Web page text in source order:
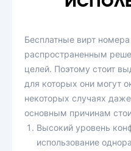
Бесплатные вирт
распространенным
целей. Поэтому стоит
для которых они могут
некоторых случаях
основным причинам
Высокий уровень
использование